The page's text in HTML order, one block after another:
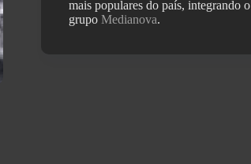
mais populares do país, integrando o
grupoMedianova.